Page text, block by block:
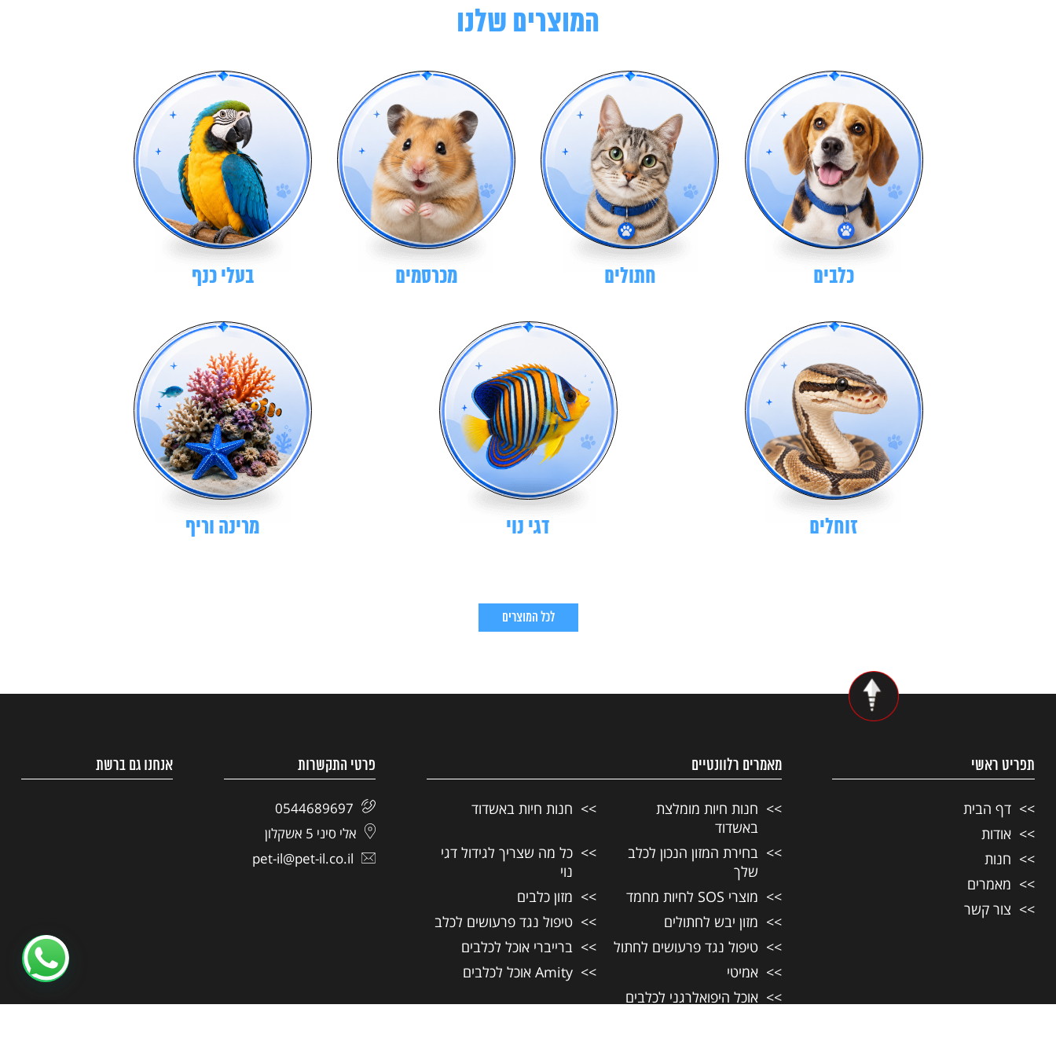
המוצרים שלנו
כלבים חתולים מכרסמים בעלי כנף
זוחלים דגי נוי מרינה וריף
לכל המוצרים
תפריט ראשי
דף הבית
אודות
חנות
מאמרים
צור קשר
מאמרים רלוונטיים
חנות חיות מומלצת
באשדוד
חנות חיות באשדוד
בחירת המזון הנכון לכלב
שלך
כל מה שצריך לגידול דגי
נוי
מוצרי SOS לחיות מחמד
מזון כלבים
מזון יבש לחתולים
טיפול נגד פרעושים לכלב
טיפול נגד פרעושים לחתול
ברייברי אוכל לכלבים
אמיטי
Amity אוכל לכלבים
אוכל היפואלרגני לכלבים
פרטי התקשרות
0544689697
אלי סיני 5 אשקלון
pet-il@pet-il.co.il
אנחנו גם ברשת